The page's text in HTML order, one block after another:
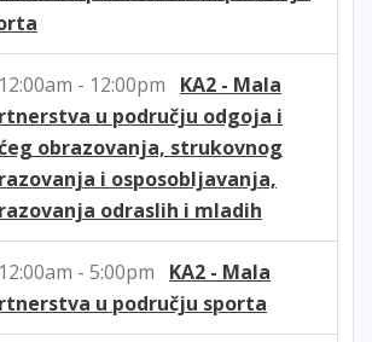
12:00am - 12:00pm KA2 - Mala
u području odgoja i
obrazovanja, strukovnog
i osposobljavanja,
odraslih i mladih
12:00am - 5:00pm KA2 - Mala
u području sporta